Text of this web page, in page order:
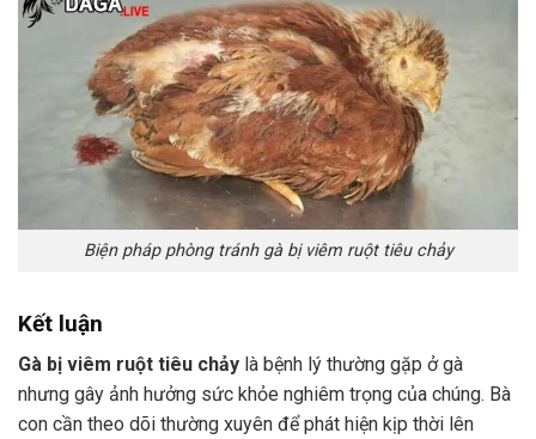
Biện pháp phòng tránh gà bị viêm ruột tiêu chảy
Kết luận
Gà bị viêm ruột tiêu chảy là bệnh lý thường gặp ở gà
nhưng gây ảnh hưởng sức khỏe nghiêm trọng của chúng. Bà
con cần theo dõi thường xuyên để phát hiện kịp thời lên